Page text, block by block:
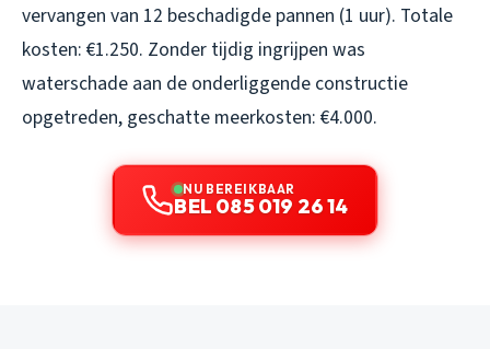
vervangen van 12 beschadigde pannen (1 uur). Totale
kosten: €1.250. Zonder tijdig ingrijpen was
waterschade aan de onderliggende constructie
opgetreden, geschatte meerkosten: €4.000.
NU BEREIKBAAR
BEL 085 019 26 14